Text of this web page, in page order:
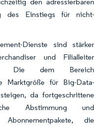
des Einstiegs für nicht-
Dienste sind stärker
und Filialleiter
Die dem Bereich
Marktgröße für Big-Data-
da fortgeschrittene
Abstimmung und
Abonnementpakete, die